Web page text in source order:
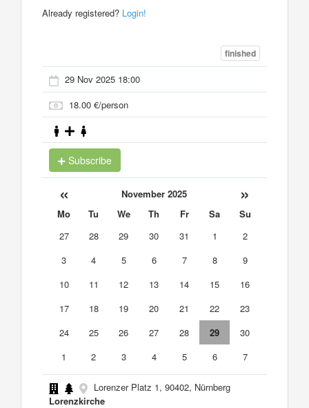
Already registered? Login!
finished
29 Nov 2025 18:00
18.00 €/person
Subscribe
« November 2025 »
Mo Tu We Th Fr Sa
Su
27
28 29 30 31 1
2
3
4 5 6 7 8
9
10
11 12 13 14 15
16
17
18 19 20 21 22
23
24
25 26 27 28 29
30
1
2 3 4 5 6 7
Lorenzer Platz 1, 90402, Nürnberg
Lorenzkirche